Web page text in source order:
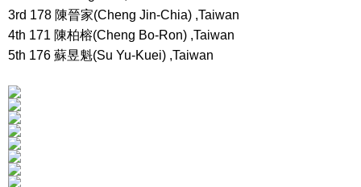
3rd 178 陳晉家(Cheng Jin-Chia) ,Taiwan
4th 171 陳柏榕(Cheng Bo-Ron) ,Taiwan
5th 176 蘇昱魁(Su Yu-Kuei) ,Taiwan